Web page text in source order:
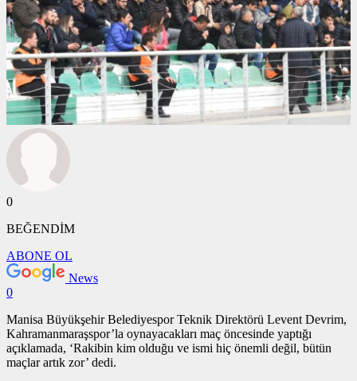
0
BEĞENDİM
ABONE OL
News
0
Manisa Büyükşehir Belediyespor Teknik Direktörü Levent Devrim,
Kahramanmaraşspor’la oynayacakları maç öncesinde yaptığı
açıklamada, ‘Rakibin kim olduğu ve ismi hiç önemli değil, bütün
maçlar artık zor’ dedi.